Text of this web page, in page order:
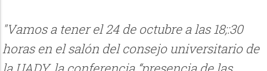
"Vamos a tener el 24 de octubre a las 18;:30
horas en el salón del consejo universitario de